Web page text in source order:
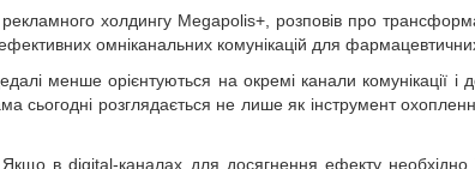
рекламного холдингу Megapolis+, розповів про
омніканальних комунікацій для
менше орієнтуються на окремі канали комунікації і
сьогодні розглядається не лише як інструмент
в digital-каналах для досягнення ефекту необхідно